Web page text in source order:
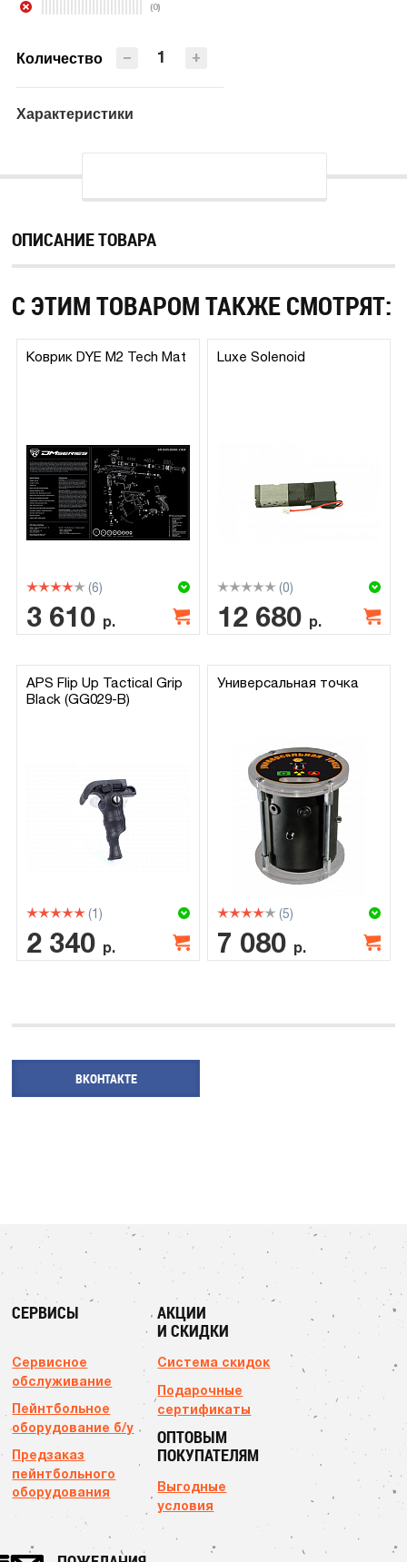
(0)
Количество +
−
Характеристики
ОПИСАНИЕ ТОВАРА
С ЭТИМ ТОВАРОМ ТАКЖЕ СМОТРЯТ:
Коврик DYE M2 Tech Mat
(6)
3 610 р.
Luxe Solenoid
(0)
12 680 р.
APS Flip Up Tactical Grip
Black (GG029-B)
(1)
2 340 р.
Универсальная точка
(5)
7 080 р.
ВКОНТАКТЕ
СЕРВИСЫ
Сервисное
обслуживание
Пейнтбольное
оборудование б/у
Предзаказ
пейнтбольного
оборудования
АКЦИИ
И СКИДКИ
Система скидок
Подарочные
сертификаты
ОПТОВЫМ
ПОКУПАТЕЛЯМ
Выгодные
условия